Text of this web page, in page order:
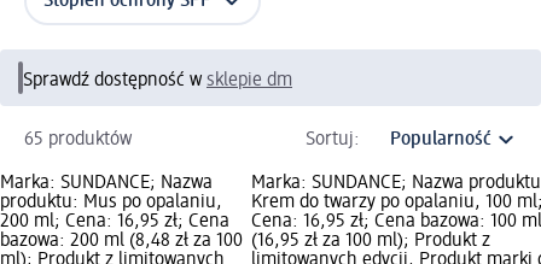
Sprawdź dostępność w sklepie dm
65 produktów Sortuj:
Marka: SUNDANCE; Nazwa
produktu: Mus po opalaniu,
200 ml; Cena: 16,95 zł; Cena
bazowa: 200 ml (8,48 zł za 100
Marka: SUNDANCE; Nazwa
Krem do twarzy po opalaniu, 100
Cena: 16,95 zł; Cena bazowa: 100 ml
(16,95 zł za 100 ml); Produkt z